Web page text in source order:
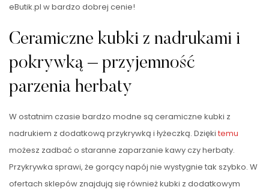
eButik.pl w bardzo dobrej cenie!
Ceramiczne kubki z nadrukami i
pokrywką – przyjemność
parzenia herbaty
W ostatnim czasie bardzo modne są ceramiczne kubki z
nadrukiem z dodatkową przykrywką i łyżeczką. Dzięki temu
możesz zadbać o staranne zaparzanie kawy czy herbaty.
Przykrywka sprawi, że gorący napój nie wystygnie tak szybko. W
ofertach sklepów znajdują się również kubki z dodatkowym